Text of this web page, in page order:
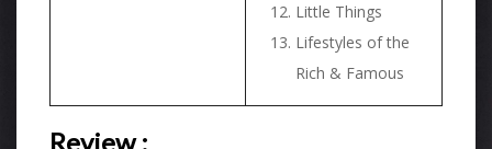
Little Things
Lifestyles of the
Rich & Famous
Review :